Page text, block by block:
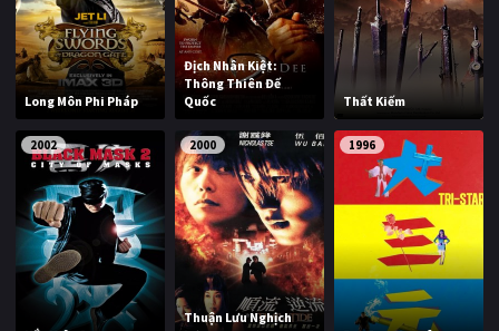
PHIM MỚI
PHIM BỘ
PHIM LẺ
PHIM CHIẾU RẠP
TUYỂN TẬP PHIM
BLOG
Long Môn Phi Pháp
Địch Nhân Kiệt:
Thông Thiên Đế
Quốc
Thất Kiếm
2002 2000
Thuận Lưu Nghịch
1996